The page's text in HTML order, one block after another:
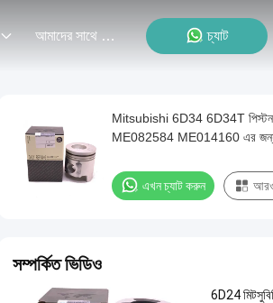
আমাদের সাথে যোগাযোগ চ্যাট
Mitsubishi 6D34 6D34T
ME082584 ME014160 এর জন্য
এখন চ্যাট করুন
সম্পর্কিত ভিডিও
6D24